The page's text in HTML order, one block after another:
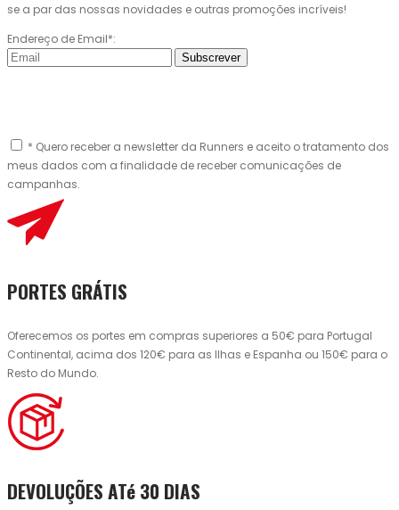
se a par das nossas novidades e outras promoções incríveis!
Endereço de Email*:
Subscrever
* Quero receber a newsletter da Runners e aceito o tratamento dos
meus dados com a finalidade de receber comunicações de
campanhas.
PORTES GRÁTIS
Oferecemos os portes em compras superiores a 50€ para Portugal
Continental, acima dos 120€ para as Ilhas e Espanha ou 150€ para o
Resto do Mundo.
DEVOLUÇÕES ATé 30 DIAS